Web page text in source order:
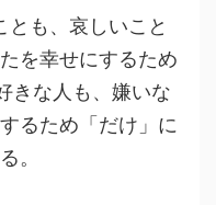
も、哀しいこと
を幸せにするため
きな人も、嫌いな
るため「だけ」に
。